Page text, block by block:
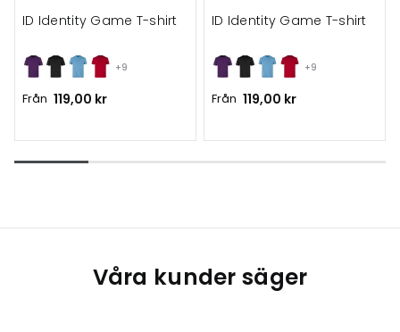
+9
ID Identity Game T-shirt
Från 119,00 kr
+9
ID Identity Game T-shirt
Från 119,00 kr
Våra kunder säger